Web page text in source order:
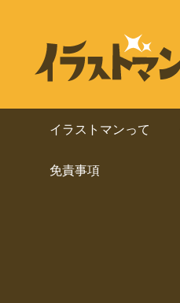
ラ
ス
イラストマンって
免責事項